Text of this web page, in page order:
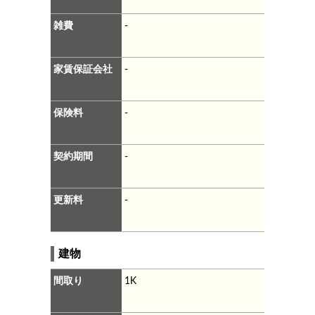
雑費 -
家賃保証会社 -
保険料 -
契約期間 -
更新料 -
建物
間取り 1K